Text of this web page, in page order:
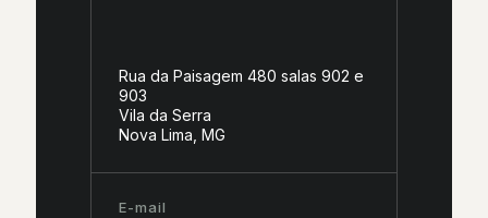
Rua da Paisagem 480 salas 902 e
903
Vila da Serra
Nova Lima, MG
E-mail